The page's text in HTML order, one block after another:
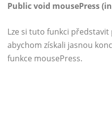
Public void mousePress
Lze si tuto funkci představit
abychom získali jasnou
funkce mousePress.